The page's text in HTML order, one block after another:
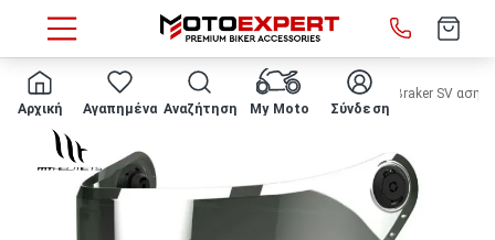
Αρχική Αγαπημένα Αναζήτηση My Moto Σύνδεση
HOME ΖΕΛΑΤΙΝΑ ΚΡΑΝΟΥΣ MT - Thunder 4 SV / Stinger 2 / Braker SV